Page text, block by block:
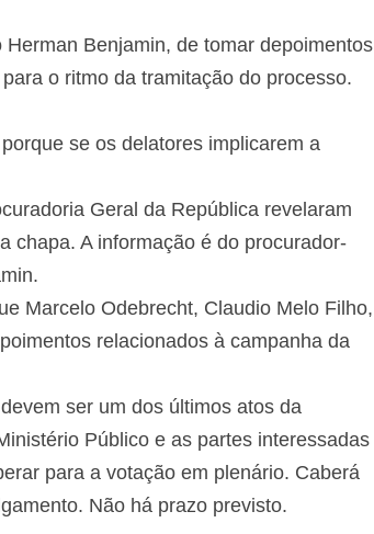
Benjamin, de tomar depoimentos
o ritmo da tramitação do processo.
se os delatores implicarem a
Geral da República revelaram
chapa. A informação é do procurador-
Marcelo Odebrecht, Claudio Melo Filho,
relacionados à campanha da
ser um dos últimos atos da
Público e as partes interessadas
para a votação em plenário. Caberá
Não há prazo previsto.